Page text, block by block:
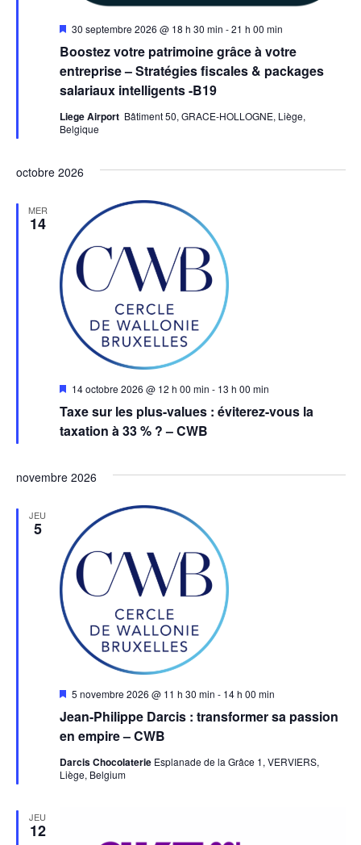
Boostez votre patrimoine grâce à votre
entreprise – Stratégies fiscales & packages
salariaux intelligents -B19
Mis
avant
30 septembre 2026 @ 18 h 30 min -21 h 00 min
Liege Airport Bâtiment 50, GRACE-HOLLOGNE, Liège,
Belgique
octobre 2026
MER
14
Taxe sur les plus-values : éviterez-vous la
taxation à 33 % ? – CWB
Mis
avant
14 octobre 2026 @ 12 h 00 min - 13 h 00 min
novembre 2026
JEU
5
Jean-Philippe Darcis : transformer sa passion
en empire – CWB
Mis
avant
5 novembre 2026 @ 11 h 30 min - 14 h 00 min
Darcis Chocolaterie Esplanade de la Grâce 1, VERVIERS,
Liège, Belgium
JEU
12